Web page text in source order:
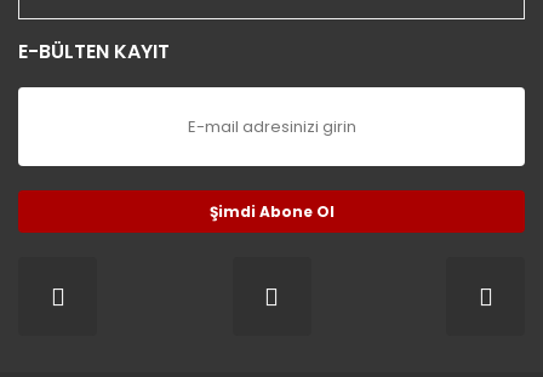
E-BÜLTEN KAYIT
Şimdi Abone Ol